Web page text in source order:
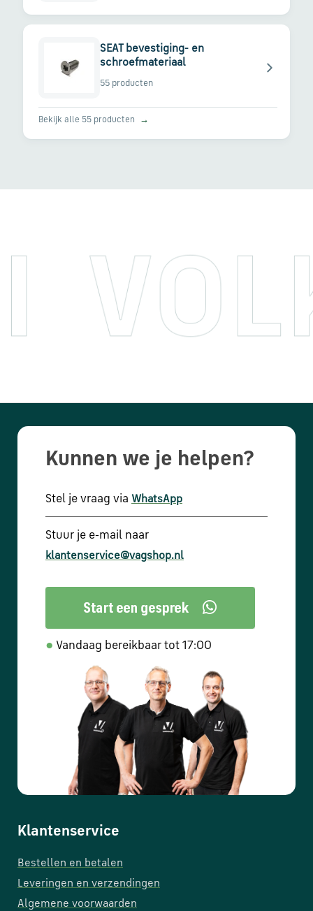
SEAT bevestiging- en
schroefmateriaal
55 producten
Bekijk alle 55 producten →
Kunnen we je helpen?
Stel je vraag via WhatsApp
Stuur je e-mail naar
klantenservice@vagshop.nl
● Vandaag bereikbaar tot 17:00
Klantenservice
Bestellen en betalen
Leveringen en verzendingen
Algemene voorwaarden